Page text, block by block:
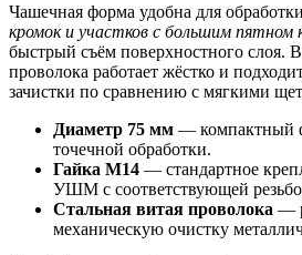
Чашечная форма удобна для обработки
кромок и участков с большим пятном
быстрый съём поверхностного слоя.
проволока работает жёстко и
зачистки по сравнению с мягкими
Диаметр 75 мм — компактный
точечной обработки.
Гайка М14 — стандартное
УШМ с соответствующей
Стальная витая проволока —
механическую очистку